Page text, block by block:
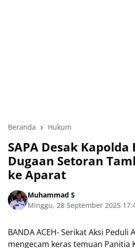
Beranda Hukum
SAPA Desak
Dugaan Setoran
ke Aparat
Muhammad S
Minggu, 28 September 2025
BANDA ACEH- Serikat Aksi Peduli
mengecam keras temuan Panitia